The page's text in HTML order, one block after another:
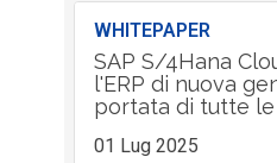
WHITEPAPER
SAP S/4Hana
l'ERP di nuova
portata di tutte
01 Lug 2025